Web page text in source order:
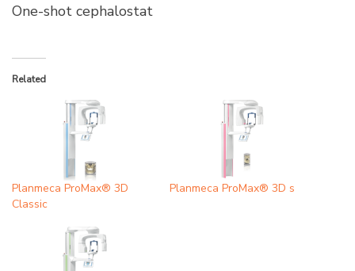
One-shot cephalostat
Related
Planmeca ProMax® 3D
Classic
Planmeca ProMax® 3D s